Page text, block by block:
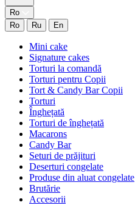
Ro
Ro
Ru En
Mini cake
Signature cakes
Torturi la comandă
Torturi pentru Copii
Tort & Candy Bar Copii
Torturi
Înghețată
Torturi de înghețată
Macarons
Candy Bar
Seturi de prăjituri
Deserturi congelate
Produse din aluat congelate
Brutărie
Accesorii